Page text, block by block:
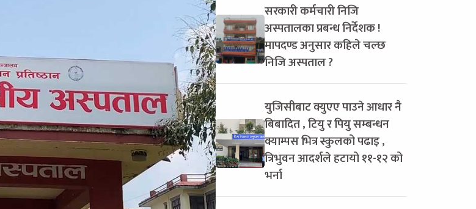
सरकारी कर्मचारी निजि
अस्पतालका प्रबन्ध निर्देशक !
मापदण्ड अनुसार कहिले चल्छ
निजि अस्पताल ?
युजिसीबाट क्युएए पाउने आधार नै
बिबादित , टियु र पियु सम्बन्धन
क्याम्पस भित्र स्कुलको पढाइ ,
त्रिभुवन आदर्शले हटायो ११-१२ को
भर्ना